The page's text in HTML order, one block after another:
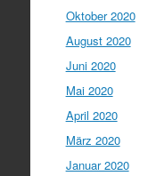
Oktober 2020
August 2020
Juni 2020
Mai 2020
April 2020
März 2020
Januar 2020